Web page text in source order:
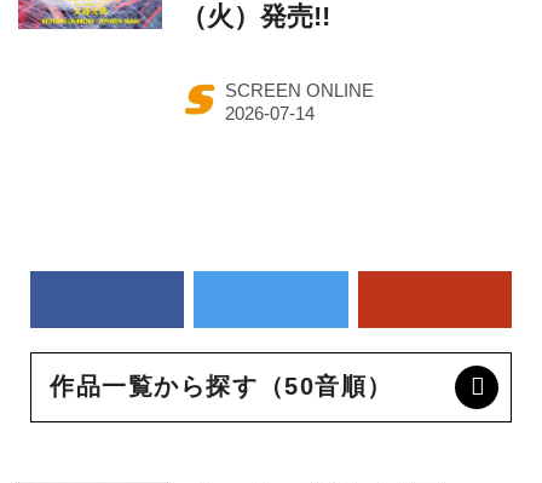
（火）発売!!
SCREEN ONLINE
作品一覧から探す（50音順）